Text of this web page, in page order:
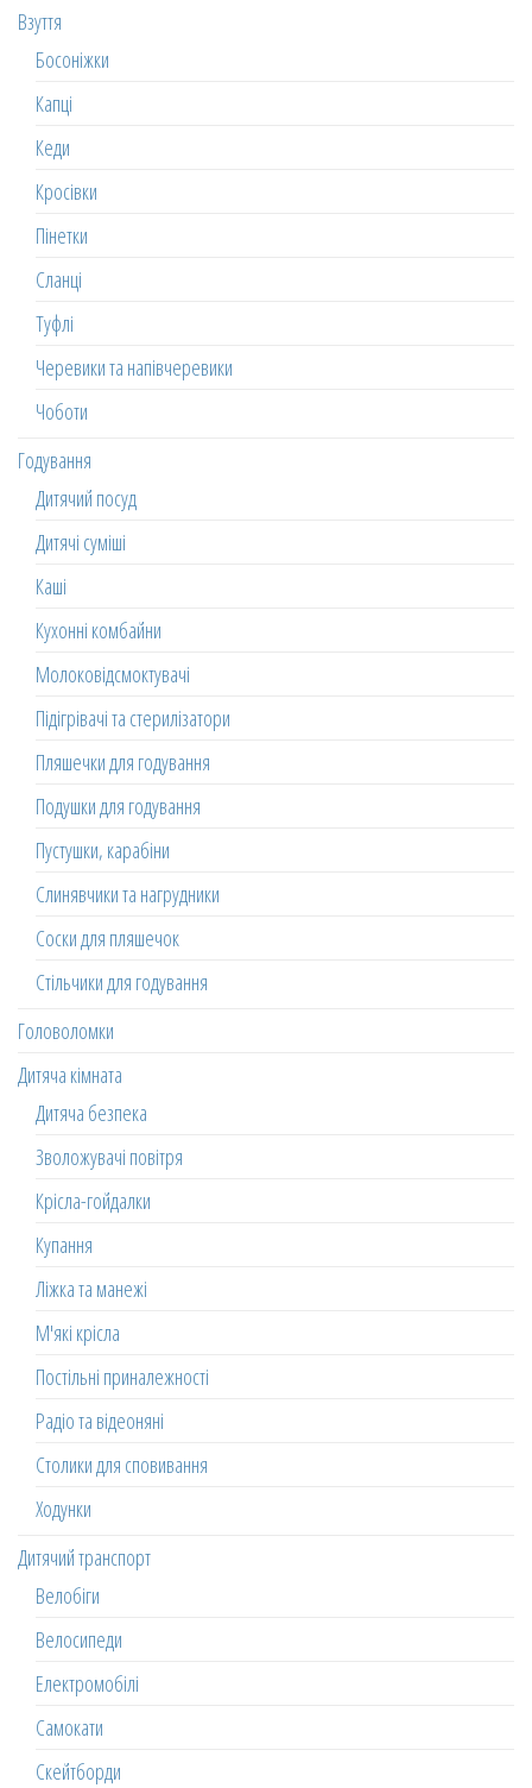
Взуття
Босоніжки
Капці
Кеди
Кросівки
Пінетки
Сланці
Туфлі
Черевики та напівчеревики
Чоботи
Годування
Дитячий посуд
Дитячі суміші
Каші
Кухонні комбайни
Молоковідсмоктувачі
Підігрівачі та стерилізатори
Пляшечки для годування
Подушки для годування
Пустушки, карабіни
Слинявчики та нагрудники
Соски для пляшечок
Стільчики для годування
Головоломки
Дитяча кімната
Дитяча безпека
Зволожувачі повітря
Крісла-гойдалки
Купання
Ліжка та манежі
М'які крісла
Постільні приналежності
Радіо та відеоняні
Столики для сповивання
Ходунки
Дитячий транспорт
Велобіги
Велосипеди
Електромобілі
Самокати
Скейтборди